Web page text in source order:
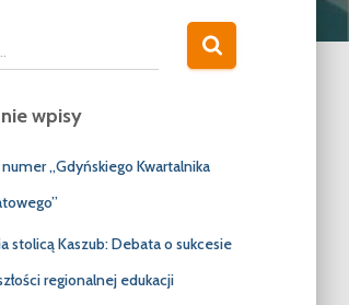
wpisy
„Gdyńskiego Kwartalnika
stolicą Kaszub: Debata o sukcesie
regionalnej edukacji